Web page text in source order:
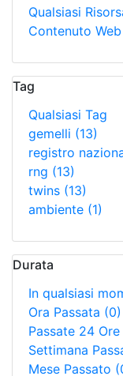
Qualsiasi
Contenuto Web
Tag
Qualsiasi Tag
gemelli (13)
registro
rng (13)
twins (13)
ambiente (1)
Durata
In qualsiasi
Ora Passata (0)
Passate 24 Ore
Settimana
Mese Passato